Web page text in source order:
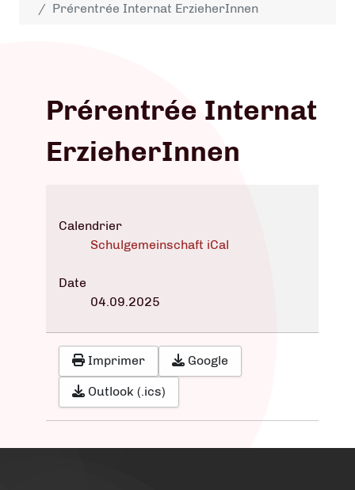
Prérentrée Internat ErzieherInnen
Prérentrée Internat
ErzieherInnen
Calendrier
Schulgemeinschaft iCal
Date
04.09.2025
Imprimer Google
Outlook (.ics)